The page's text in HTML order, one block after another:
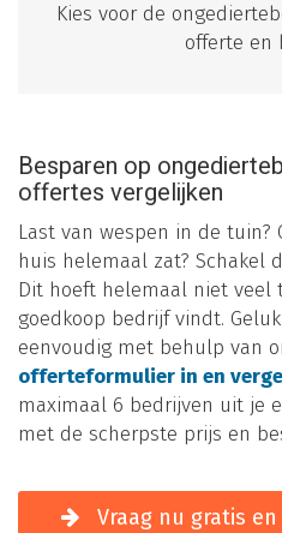
Kies voor de
offerte en
Besparen op
offertes vergelijken
Last van wespen in de tuin?
huis helemaal zat? Schakel
Dit hoeft helemaal niet veel
goedkoop bedrijf vindt.
eenvoudig met behulp van
offerteformulier in en
maximaal 6 bedrijven uit je
met de scherpste prijs en
Vraag nu gratis